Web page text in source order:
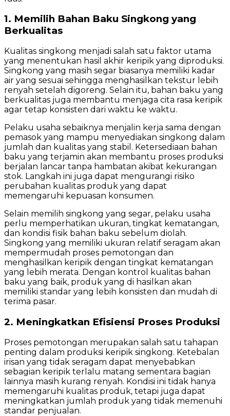
1. Memilih Bahan Baku Singkong yang
Berkualitas
Kualitas singkong menjadi salah satu faktor utama
yang menentukan hasil akhir keripik yang diproduksi.
Singkong yang masih segar biasanya memiliki kadar
air yang sesuai sehingga menghasilkan tekstur lebih
renyah setelah digoreng. Selain itu, bahan baku yang
berkualitas juga membantu menjaga cita rasa keripik
agar tetap konsisten dari waktu ke waktu.
Pelaku usaha sebaiknya menjalin kerja sama dengan
pemasok yang mampu menyediakan singkong dalam
jumlah dan kualitas yang stabil. Ketersediaan bahan
baku yang terjamin akan membantu proses produksi
berjalan lancar tanpa hambatan akibat kekurangan
stok. Langkah ini juga dapat mengurangi risiko
perubahan kualitas produk yang dapat
memengaruhi kepuasan konsumen.
Selain memilih singkong yang segar, pelaku usaha
perlu memperhatikan ukuran, tingkat kematangan,
dan kondisi fisik bahan baku sebelum diolah.
Singkong yang memiliki ukuran relatif seragam akan
mempermudah proses pemotongan dan
menghasilkan keripik dengan tingkat kematangan
yang lebih merata. Dengan kontrol kualitas bahan
baku yang baik, produk yang di hasilkan akan
memiliki standar yang lebih konsisten dan mudah di
terima pasar.
2. Meningkatkan Efisiensi Proses Produksi
Proses pemotongan merupakan salah satu tahapan
penting dalam produksi keripik singkong. Ketebalan
irisan yang tidak seragam dapat menyebabkan
sebagian keripik terlalu matang sementara bagian
lainnya masih kurang renyah. Kondisi ini tidak hanya
memengaruhi kualitas produk, tetapi juga dapat
meningkatkan jumlah produk yang tidak memenuhi
standar penjualan.